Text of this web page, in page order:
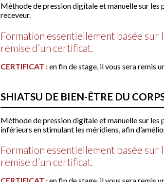
Méthode de pression digitale et manuelle sur les
receveur.
Formation essentiellement basée
remise d’un certificat.
CERTIFICAT :en fin de stage, il vous sera remis
SHIATSU DE BIEN-ÊTRE DU
Méthode de pression digitale et manuelle sur les
inférieurs en stimulant les méridiens, afin
Formation essentiellement basée
remise d’un certificat.